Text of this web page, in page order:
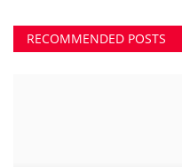
RECOMMENDED POSTS